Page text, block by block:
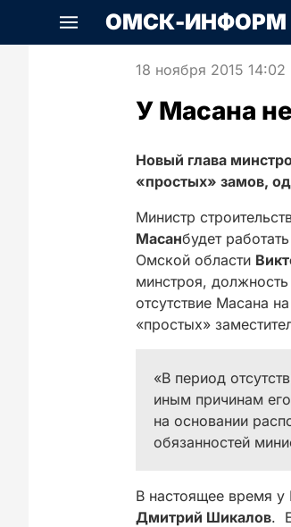
ОМСК-ИНФОРМ
18 ноября 2015 14:02
У Масана
Новый глава
«простых» замов,
Министр
Масанбудет
Омской области
минстроя,
отсутствие Масана
«простых»
«В период
иным причинам
на основании
обязанностей
В настоящее время у
Дмитрий Шикалов.